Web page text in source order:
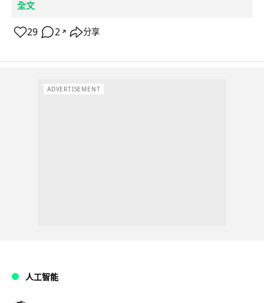
全文
29 2 ↗ 分享
ADVERTISEMENT
人工智能